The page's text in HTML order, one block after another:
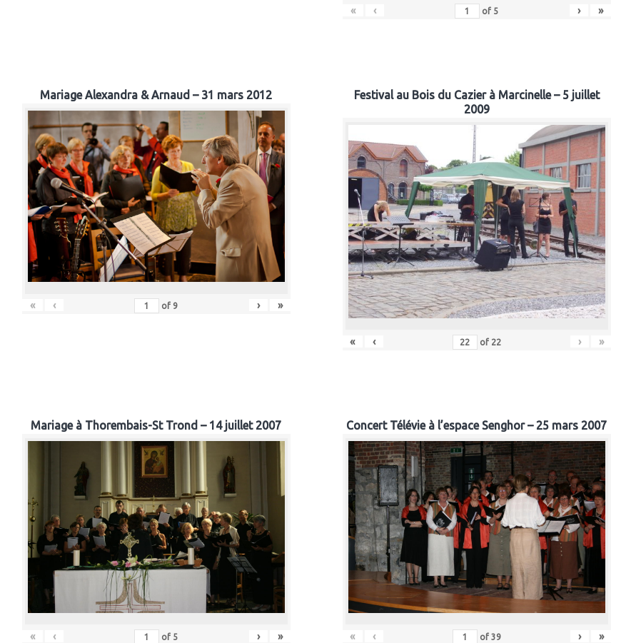
« ‹ of 5 › »
Mariage Alexandra & Arnaud – 31 mars 2012
« ‹ of 9 › »
Festival au Bois du Cazier à Marcinelle – 5 juillet
2009
« ‹ of 22 › »
Mariage à Thorembais-St Trond – 14 juillet 2007
« ‹ of 5 › »
Concert Télévie à l’espace Senghor – 25 mars 2007
« ‹ of 39 › »